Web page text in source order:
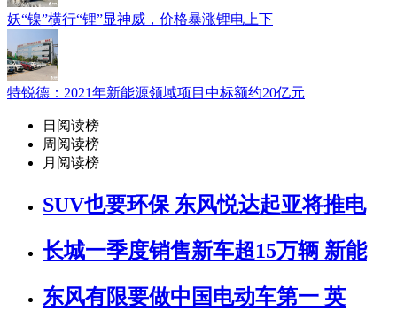
妖“镍”横行“锂”显神威，价格暴涨锂电上下
特锐德：2021年新能源领域项目中标额约20亿元
日阅读榜
周阅读榜
月阅读榜
SUV也要环保 东风悦达起亚将推电
长城一季度销售新车超15万辆 新能
东风有限要做中国电动车第一 英